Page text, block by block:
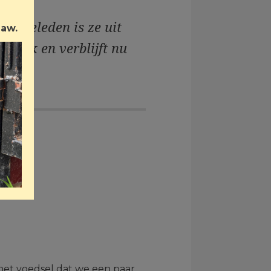
geleden is ze uit
en verblijft nu